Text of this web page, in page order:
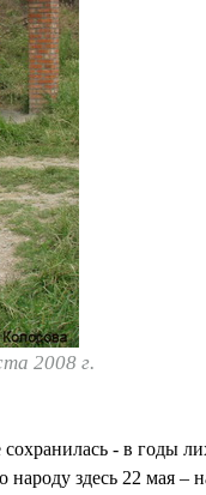
2008 г.
- в годы
здесь 22 мая –